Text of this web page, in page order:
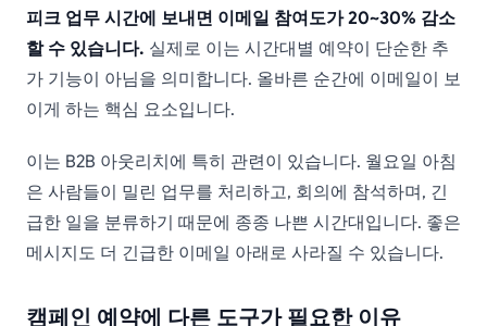
피크 업무 시간에 보내면 이메일 참여도가 20~30% 감소
할 수 있습니다. 실제로 이는 시간대별 예약이 단순한 추
가 기능이 아님을 의미합니다. 올바른 순간에 이메일이 보
이게 하는 핵심 요소입니다.
이는 B2B 아웃리치에 특히 관련이 있습니다. 월요일 아침
은 사람들이 밀린 업무를 처리하고, 회의에 참석하며, 긴
급한 일을 분류하기 때문에 종종 나쁜 시간대입니다. 좋은
메시지도 더 긴급한 이메일 아래로 사라질 수 있습니다.
캠페인 예약에 다른 도구가 필요한 이유